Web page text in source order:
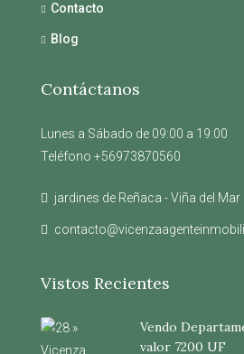
Contacto
Blog
Contáctanos
Lunes a Sábado de 09:00 a 19:00
Teléfono +56973870560
jardines de Reñaca - Viña del Mar
Vistos Recientes
Vendo
valor 7200 UF